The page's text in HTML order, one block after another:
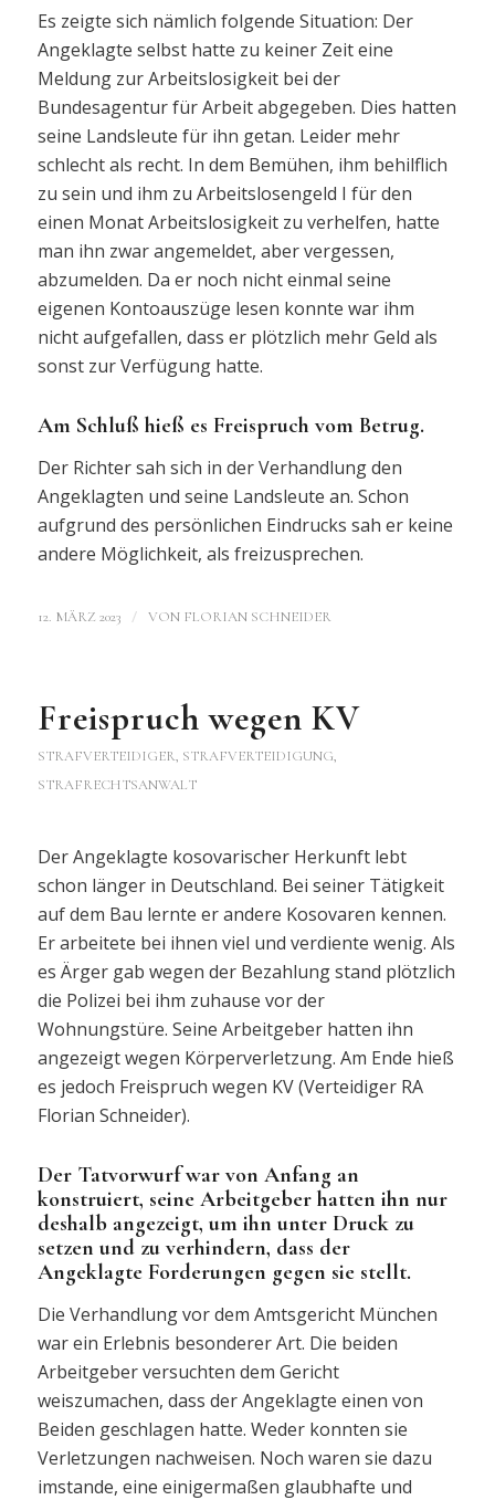
Es zeigte sich nämlich folgende Situation: Der
Angeklagte selbst hatte zu keiner Zeit eine
Meldung zur Arbeitslosigkeit bei der
Bundesagentur für Arbeit abgegeben. Dies hatten
seine Landsleute für ihn getan. Leider mehr
schlecht als recht. In dem Bemühen, ihm behilflich
zu sein und ihm zu Arbeitslosengeld I für den
einen Monat Arbeitslosigkeit zu verhelfen, hatte
man ihn zwar angemeldet, aber vergessen,
abzumelden. Da er noch nicht einmal seine
eigenen Kontoauszüge lesen konnte war ihm
nicht aufgefallen, dass er plötzlich mehr Geld als
sonst zur Verfügung hatte.
Am Schluß hieß es Freispruch vom Betrug.
Der Richter sah sich in der Verhandlung den
Angeklagten und seine Landsleute an. Schon
aufgrund des persönlichen Eindrucks sah er keine
andere Möglichkeit, als freizusprechen.
12. MÄRZ 2023 / VON FLORIAN SCHNEIDER
Freispruch wegen KV
STRAFVERTEIDIGER, STRAFVERTEIDIGUNG,
STRAFRECHTSANWALT
Der Angeklagte kosovarischer Herkunft lebt
schon länger in Deutschland. Bei seiner Tätigkeit
auf dem Bau lernte er andere Kosovaren kennen.
Er arbeitete bei ihnen viel und verdiente wenig. Als
es Ärger gab wegen der Bezahlung stand plötzlich
die Polizei bei ihm zuhause vor der
Wohnungstüre. Seine Arbeitgeber hatten ihn
angezeigt wegen Körperverletzung. Am Ende hieß
es jedoch Freispruch wegen KV (Verteidiger RA
Florian Schneider).
Der Tatvorwurf war von Anfang an
konstruiert, seine Arbeitgeber hatten ihn nur
deshalb angezeigt, um ihn unter Druck zu
setzen und zu verhindern, dass der
Angeklagte Forderungen gegen sie stellt.
Die Verhandlung vor dem Amtsgericht München
war ein Erlebnis besonderer Art. Die beiden
Arbeitgeber versuchten dem Gericht
weiszumachen, dass der Angeklagte einen von
Beiden geschlagen hatte. Weder konnten sie
Verletzungen nachweisen. Noch waren sie dazu
imstande, eine einigermaßen glaubhafte und